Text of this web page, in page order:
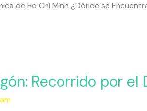
de Ho Chi Minh ¿Dónde se
Recorrido por el